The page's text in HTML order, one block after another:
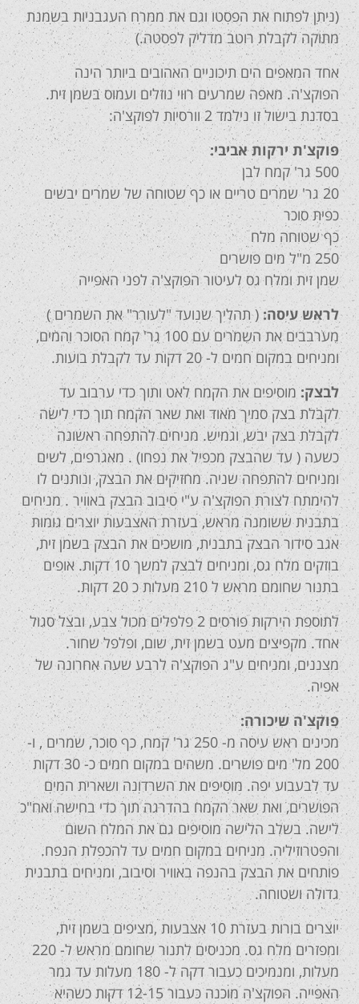
(ניתן לפתוח את הפסטו וגם את ממרח העגבניות בשמנת
מתוקה לקבלת רוטב מדליק לפסטה.)
אחד המאפים הים תיכוניים האהובים ביותר הינה
הפוקצ'ה. מאפה שמרעים רווי נוזלים ועמוס בשמן זית.
בסדנת בישול זו נילמד 2 וורסיות לפוקצ'ה:
פוקצ'ת ירקות אביבי:
500 גר' קמח לבן
20 גר' שמרים טריים או כף שטוחה של שמרים יבשים
כפית סוכר
כף שטוחה מלח
250 מ"ל מים פושרים
שמן זית ומלח גס לעיטור הפוקצ'ה לפני האפייה
לראש עיסה:( תהליך שנועד "לעורר" את השמרים )
מערבבים את השמרים עם 100 גר' קמח הסוכר והמים,
ומניחים במקום חמים ל- 20 דקות עד לקבלת בועות.
לבצק:מוסיפים את הקמח לאט ותוך כדי ערבוב עד
לקבלת בצק סמיך מאוד ואת שאר הקמח תוך כדי לישה
לקבלת בצק יבש, וגמיש. מניחים להתפחה ראשונה
כשעה ( עד שהבצק מכפיל את נפחו) . מאגרפים, לשים
ומניחים להתפחה שניה. מחזיקים את הבצק, ונותנים לו
להימתח לצורת הפוקצ'ה ע"י סיבוב הבצק באוויר . מניחים
בתבנית ששומנה מראש, בעזרת האצבעות יוצרים גומות
אגב סידור הבצק בתבנית, מושכים את הבצק בשמן זית,
בוזקים מלח גס, ומניחים לבצק למשך 10 דקות. אופים
בתנור שחומם מראש ל 210 מעלות כ 20 דקות.
לתוספת הירקות פורסים 2 פלפלים מכול צבע, ובצל סגול
אחד. מקפיצים מעט בשמן זית, שום, ופלפל שחור.
מצננים, ומניחים ע"ג הפוקצ'ה לרבע שעה אחרונה של
אפיה.
פוקצ'ה שיכורה:
מכינים ראש עיסה מ- 250 גר' קמח, כף סוכר, שמרים , ו-
200 מל' מים פושרים. משהים במקום חמים כ- 30 דקות
עד לבעבוע יפה. מוסיפים את השרדונה ושארית המים
הפושרים, ואת שאר הקמח בהדרגה תוך כדי בחישה ואח"כ
לישה. בשלב הלישה מוסיפים גם את המלח השום
והפטרוזיליה. מניחים במקום חמים עד להכפלת הנפח.
פותחים את הבצק בהנפה באוויר וסיבוב, ומניחים בתבנית
גדולה ושטוחה.
יוצרים בורות בעזרת 10 אצבעות ,מציפים בשמן זית,
ומפזרים מלח גס. מכניסים לתנור שחומם מראש ל- 220
מעלות, ומנמיכים כעבור דקה ל- 180 מעלות עד גמר
האפייה. הפוקצ'ה מוכנה כעבור 12-15 דקות כשהיא